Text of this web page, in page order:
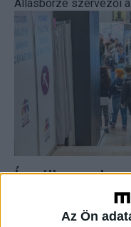
Az Ön
Állásbörze szervezői
Így áll a
Felkészülten vágnak